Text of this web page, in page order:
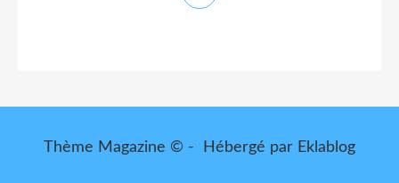
Thème Magazine © - Hébergé par Eklablog